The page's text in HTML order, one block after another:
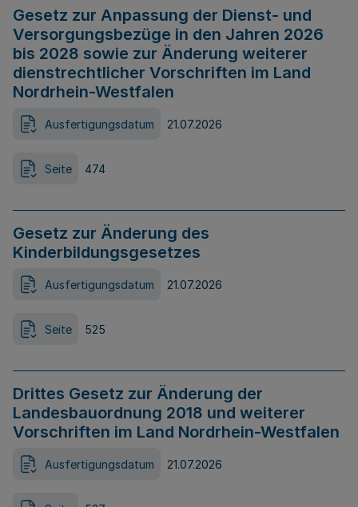
Gesetz zur Anpassung der Dienst- und
Versorgungsbezüge in den Jahren 2026
bis 2028 sowie zur Änderung weiterer
dienstrechtlicher Vorschriften im Land
Nordrhein-Westfalen
Ausfertigungsdatum 21.07.2026
Seite 474
Gesetz zur Änderung des
Kinderbildungsgesetzes
Ausfertigungsdatum 21.07.2026
Seite 525
Drittes Gesetz zur Änderung der
Landesbauordnung 2018 und weiterer
Vorschriften im Land Nordrhein-Westfalen
Ausfertigungsdatum 21.07.2026